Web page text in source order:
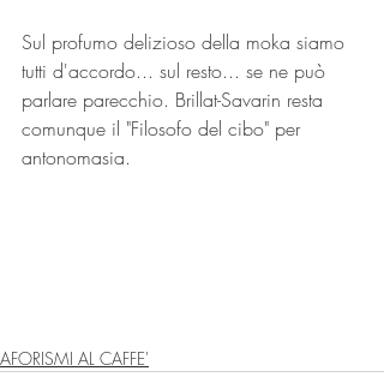
Sul profumo delizioso della moka siamo
tutti d'accordo... sul resto... se ne può
parlare parecchio. Brillat-Savarin resta
comunque il "Filosofo del cibo" per
antonomasia.
AFORISMI AL CAFFE'